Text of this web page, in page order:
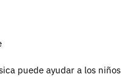
puede ayudar a los niños